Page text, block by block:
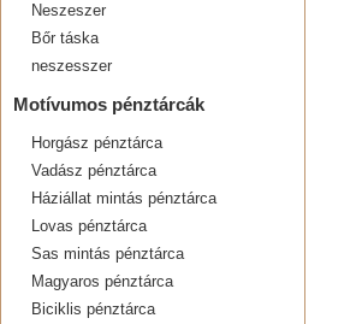
Neszeszer
Bőr táska
neszesszer
Motívumos pénztárcák
Horgász pénztárca
Vadász pénztárca
Háziállat mintás pénztárca
Lovas pénztárca
Sas mintás pénztárca
Magyaros pénztárca
Biciklis pénztárca